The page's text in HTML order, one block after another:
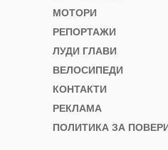
МОТОРИ
РЕПОРТАЖИ
ЛУДИ ГЛАВИ
ВЕЛОСИПЕДИ
КОНТАКТИ
РЕКЛАМА
ПОЛИТИКА ЗА